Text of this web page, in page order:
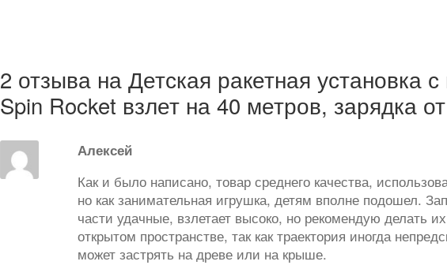
2 отзыва на Детская ракетная установка
Spin Rocket взлет на 40 метров, зарядка
Алексей
Как и было написано, товар среднего качества,
но как занимательная игрушка, детям вполне подошел.
части удачные, взлетает высоко, но рекомендую делать
открытом пространстве, так как траектория иногда
может застрять на древе или на крыше.